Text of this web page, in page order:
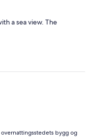
a sea view. The
bygg og